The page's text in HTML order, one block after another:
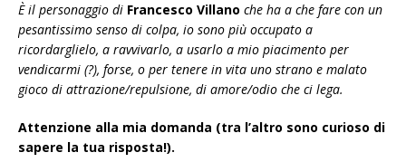
È il personaggio di Francesco Villano che ha a che fare con un
pesantissimo senso di colpa, io sono più occupato a
ricordarglielo, a ravvivarlo, a usarlo a mio piacimento per
vendicarmi (?), forse, o per tenere in vita uno strano e malato
gioco di attrazione/repulsione, di amore/odio che ci lega.
Attenzione alla mia domanda (tra l’altro sono curioso di
sapere la tua risposta!).